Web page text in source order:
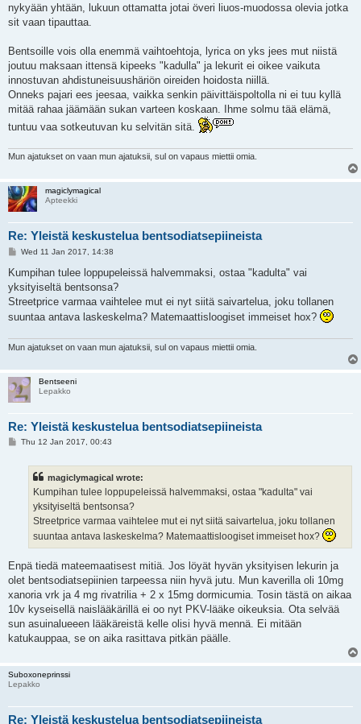
nykyään yhtään, lukuun ottamatta jotai överi liuos-muodossa olevia jotka
sit vaan tipauttaa.
Bentsoille vois olla enemmä vaihtoehtoja, lyrica on yks jees mut niistä
joutuu maksaan ittensä kipeeks "kadulla" ja lekurit ei oikee vaikuta
innostuvan ahdistuneisuushäriön oireiden hoidosta niillä.
Onneks pajari ees jeesaa, vaikka senkin päivittäispoltolla ni ei tuu kyllä
mitää rahaa jäämään sukan varteen koskaan. Ihme solmu tää elämä,
tuntuu vaa sotkeutuvan ku selvitän sitä.
Mun ajatukset on vaan mun ajatuksii, sul on vapaus miettii omia.
magiclymagical
Apteekki
Re: Yleistä keskustelua bentsodiatsepiineista
P
s
Wed 11 Jan 2017, 14:38
Kumpihan tulee loppupeleissä halvemmaksi, ostaa "kadulta" vai
yksityiseltä bentsonsa?
Streetprice varmaa vaihtelee mut ei nyt siitä saivartelua, joku tollanen
suuntaa antava laskeskelma? Matemaattisloogiset immeiset hox?
Mun ajatukset on vaan mun ajatuksii, sul on vapaus miettii omia.
Bentseeni
Lepakko
Re: Yleistä keskustelua bentsodiatsepiineista
PThu 12 Jan 2017, 00:43
magiclymagical wrote:
Kumpihan tulee loppupeleissä halvemmaksi, ostaa "kadulta" vai
yksityiseltä bentsonsa?
Streetprice varmaa vaihtelee mut ei nyt siitä saivartelua, joku tollanen
suuntaa antava laskeskelma? Matemaattisloogiset immeiset hox?
Enpä tiedä mateemaatisest mitiä. Jos löyät hyvän yksityisen lekurin ja
olet bentsodiatsepiinien tarpeessa niin hyvä jutu. Mun kaverilla oli 10mg
xanoria vrk ja 4 mg rivatrilia + 2 x 15mg dormicumia. Tosin tästä on aikaa
10v kyseisellä naislääkärillä ei oo nyt PKV-lääke oikeuksia. Ota selvää
sun asuinalueeen lääkäreistä kelle olisi hyvä mennä. Ei mitään
katukauppaa, se on aika rasittava pitkän päälle.
Suboxoneprinssi
Lepakko
Re: Yleistä keskustelua bentsodiatsepiineista